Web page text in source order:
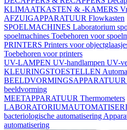
KLIMAATKASTEN & -KAMERS
AFZUIGAPPARATUUR Flowkasten
SPOELMACHINES Laboratorium
spoelmachines Toebehoren voor
PRINTERS Printers voor
Toebehoren voor printers
UV-LAMPEN UV-handlampen UV-
KLEURINGSTOESTELLEN
BEELDVORMINGSAPPARATUUR
beeldvorming
MEETAPPARATUUR Thermometers
bacteriologische automatisering
automatisering